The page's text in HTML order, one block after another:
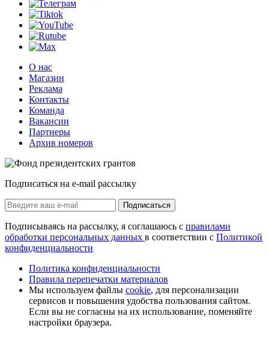
О нас
Магазин
Реклама
Контакты
Команда
Вакансии
Партнеры
Архив номеров
Подписаться на e-mail рассылку
Подписаться
Подписываясь на рассылку, я соглашаюсь с правилами
обработки персональных данных в соответствии с Политикой
конфиденциальности
Политика конфиденциальности
Правила перепечатки материалов
Мы используем файлы cookie, для персонализации
сервисов и повышения удобства пользования сайтом.
Если вы не согласны на их использование, поменяйте
настройки браузера.